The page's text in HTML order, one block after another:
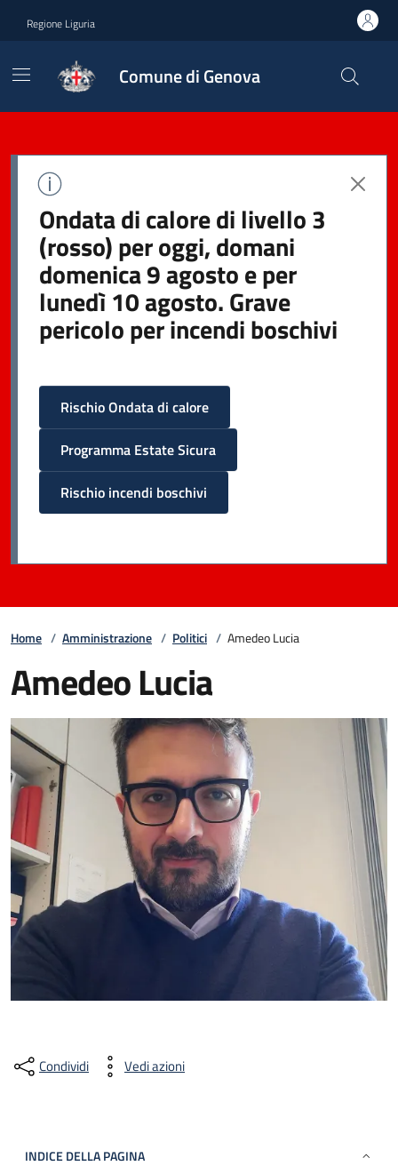
Regione Liguria
Comune di Genova
Ondata di calore di livello 3
(rosso) per oggi, domani
domenica 9 agosto e per
lunedì 10 agosto. Grave
pericolo per incendi boschivi
Rischio Ondata di calore
Programma Estate Sicura
Rischio incendi boschivi
Home / Amministrazione / Politici / Amedeo Lucia
Amedeo Lucia
Condividi Vedi azioni
INDICE DELLA PAGINA